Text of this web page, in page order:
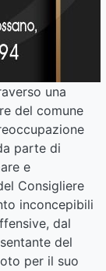
una
del comune
parte di
e
Consigliere
inconcepibili
dal
del
per il suo